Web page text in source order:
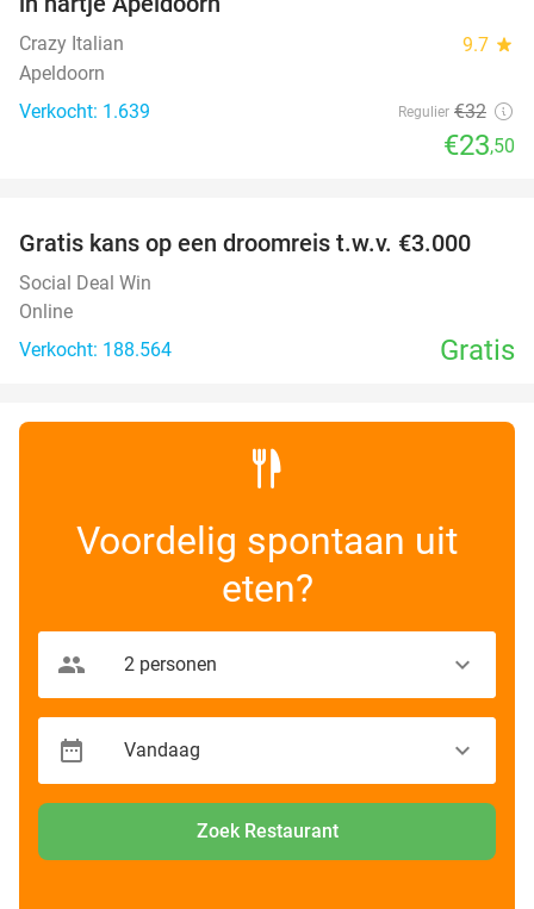
Crazy Italian 9.7 star
Apeldoorn
Verkocht: 1.639
Regulier €32
€23,50
Gratis kans op een droomreis t.w.v. €3.000
Social Deal Win
Online
Verkocht: 188.564
Gratis
Voordelig spontaan uit
eten?
Zoek Restaurant